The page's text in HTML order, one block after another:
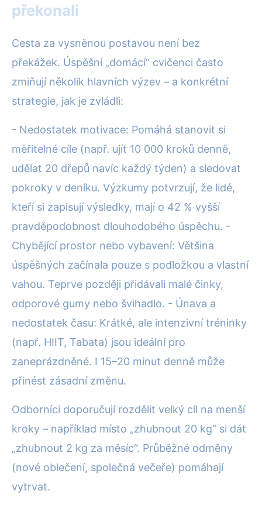
překonali
Cesta za vysněnou postavou není bez
překážek. Úspěšní „domácí“ cvičenci často
zmiňují několik hlavních výzev – a konkrétní
strategie, jak je zvládli:
- Nedostatek motivace: Pomáhá stanovit si
měřitelné cíle (např. ujít 10 000 kroků denně,
udělat 20 dřepů navíc každý týden) a sledovat
pokroky v deníku. Výzkumy potvrzují, že lidé,
kteří si zapisují výsledky, mají o 42 % vyšší
pravděpodobnost dlouhodobého úspěchu. -
Chybějící prostor nebo vybavení: Většina
úspěšných začínala pouze s podložkou a vlastní
vahou. Teprve později přidávali malé činky,
odporové gumy nebo švihadlo. - Únava a
nedostatek času: Krátké, ale intenzivní tréninky
(např. HIIT, Tabata) jsou ideální pro
zaneprázdněné. I 15–20 minut denně může
přinést zásadní změnu.
Odborníci doporučují rozdělit velký cíl na menší
kroky – například místo „zhubnout 20 kg“ si dát
„zhubnout 2 kg za měsíc“. Průběžné odměny
(nové oblečení, společná večeře) pomáhají
vytrvat.